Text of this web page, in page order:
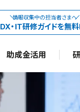
情報収集中の担当者さまへ
DX・IT研修ガイドを無
助成金活用